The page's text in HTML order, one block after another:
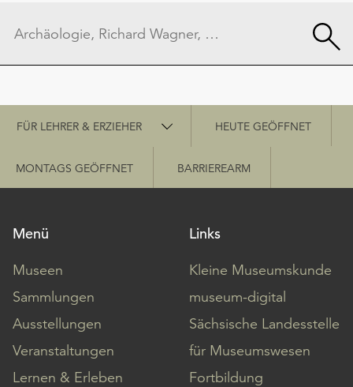
Schnellzugriff
FÜR LEHRER & ERZIEHER HEUTE GEÖFFNET
MONTAGS GEÖFFNET BARRIEREARM
Menü
Museen
Sammlungen
Ausstellungen
Veranstaltungen
Lernen & Erleben
Links
Kleine Museumskunde
museum-digital
Sächsische Landesstelle
für Museumswesen
Fortbildung